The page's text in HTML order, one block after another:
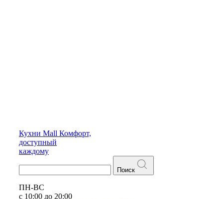
Кухни Mall Комфорт,
доступный
каждому
Поиск
ПН-ВС
с 10:00 до 20:00